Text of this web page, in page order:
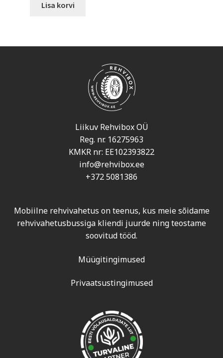
Lisa korvi
Liikuv Rehvibox OÜ
Reg. nr. 16275963
KMKR nr: EE102393822
info@rehvibox.ee
+372 5081386
Mobiilne rehvivahetus on teenus, kus meie sõidame
rehvivahetusbussiga kliendi juurde ning teostame
soovitud tööd.
Müügitingimused
Privaatsustingimused